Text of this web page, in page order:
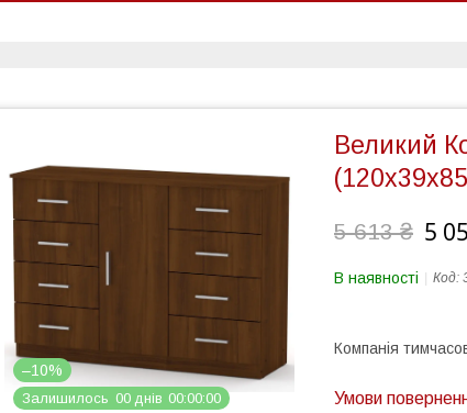
–10%
Залишилось 00 днів 00 00 00
Великий
5 613 ₴ 5
В наявності Код:
Компанія